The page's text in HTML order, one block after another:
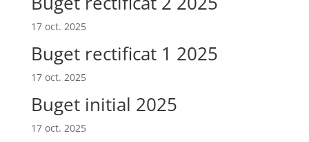
17 oct. 2025
Buget rectificat 1 2025
17 oct. 2025
Buget initial 2025
17 oct. 2025